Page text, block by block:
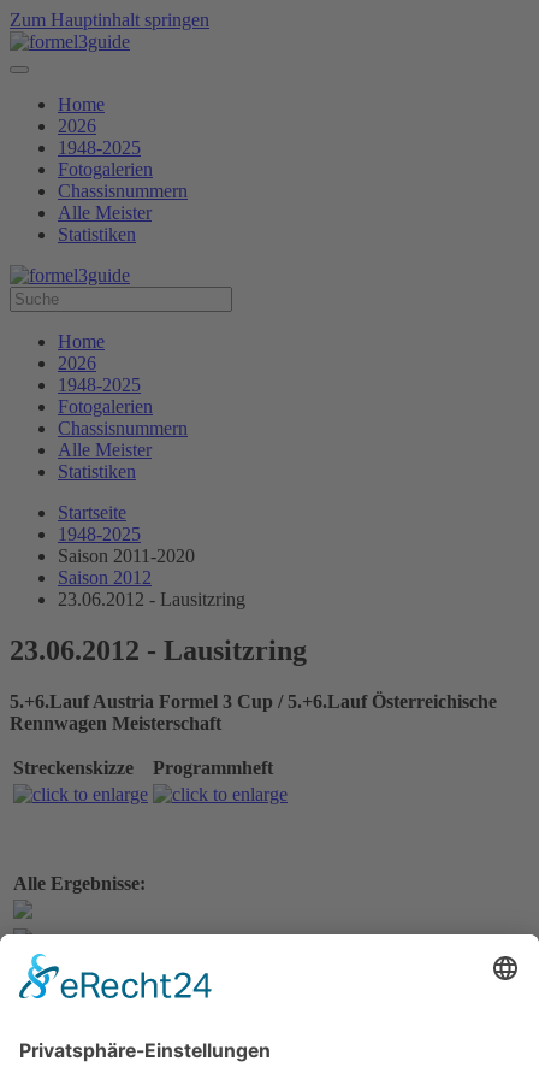
Zum Hauptinhalt springen
Home
2026
1948-2025
Fotogalerien
Chassisnummern
Alle Meister
Statistiken
Home
2026
1948-2025
Fotogalerien
Chassisnummern
Alle Meister
Statistiken
Startseite
1948-2025
Saison 2011-2020
Saison 2012
23.06.2012 - Lausitzring
23.06.2012 - Lausitzring
5.+6.Lauf Austria Formel 3 Cup / 5.+6.Lauf Österreichische
Rennwagen Meisterschaft
Streckenskizze Programmheft
Alle Ergebnisse:
Nennungsliste Rennen 1
Ergebnis freies Training
Ergebnis Zeittraining 1
Ergebnis Rennen 1